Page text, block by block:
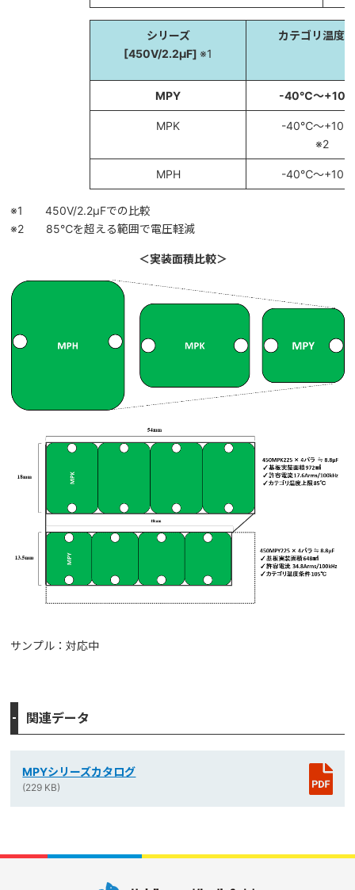
シリーズ
[450V/2.2μF]※1
カテゴリ温度
MPY -40℃～
MPK
-40℃～
※2
MPH -40℃～
※1 450V/2.2μFでの比較
※2 85℃を超える範囲で電圧軽減
＜実装面積比較＞
サンプル：対応中
関連データ
MPYシリーズカタログ
(229 KB)